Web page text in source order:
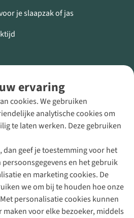
ervaring
cookies. We gebruiken
analytische cookies om
te laten werken. Deze gebruiken
dan geef je toestemming voor het
en het gebruik
en marketing cookies. De
we om bij te houden hoe onze
personalisatie cookies kunnen
voor elke bezoeker, middels
je slaapzak of jas
Buitenexpert